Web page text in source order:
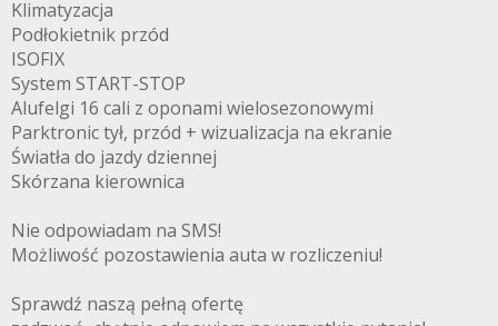
Klimatyzacja
Podłokietnik przód
ISOFIX
System START-STOP
Alufelgi 16 cali z oponami wielosezonowymi
Parktronic tył, przód + wizualizacja na ekranie
Światła do jazdy dziennej
Skórzana kierownica
Nie odpowiadam na SMS!
Możliwość pozostawienia auta w rozliczeniu!
Sprawdź naszą pełną ofertę